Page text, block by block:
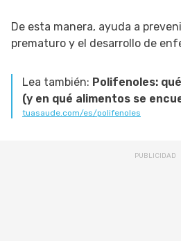
De esta manera, ayuda a
prematuro y el desarrollo de
Lea también: Polifenoles:
(y en qué alimentos se
tuasaude.com/es/polifenoles